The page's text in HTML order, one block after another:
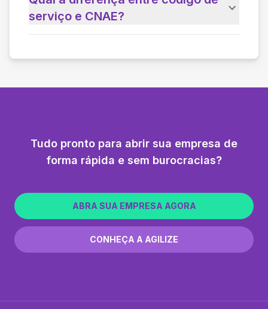
serviço e CNAE?
Tudo pronto para abrir sua empresa de
forma rápida e sem burocracias?
ABRA SUA EMPRESA AGORA
CONHEÇA A AGILIZE